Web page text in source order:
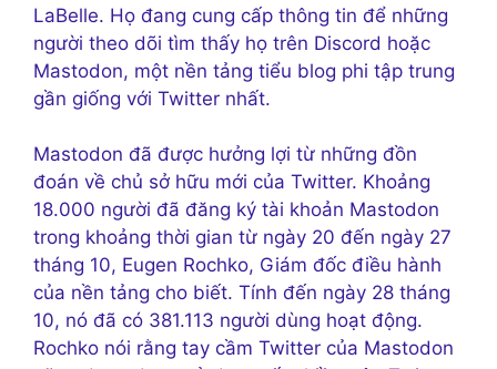
LaBelle. Họ đang cung cấp thông tin để những
người theo dõi tìm thấy họ trên Discord hoặc
Mastodon, một nền tảng tiểu blog phi tập trung
gần giống với Twitter nhất.
Mastodon đã được hưởng lợi từ những đồn
đoán về chủ sở hữu mới của Twitter. Khoảng
18.000 người đã đăng ký tài khoản Mastodon
trong khoảng thời gian từ ngày 20 đến ngày 27
tháng 10, Eugen Rochko, Giám đốc điều hành
của nền tảng cho biết. Tính đến ngày 28 tháng
10, nó đã có 381.113 người dùng hoạt động.
Rochko nói rằng tay cầm Twitter của Mastodon